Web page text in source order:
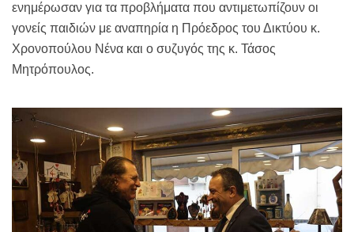
ενημέρωσαν για τα προβλήματα που αντιμετωπίζουν οι
γονείς παιδιών με αναπηρία η Πρόεδρος του Δικτύου κ.
Χρονοπούλου Νένα και ο συζυγός της κ. Τάσος
Μητρόπουλος.